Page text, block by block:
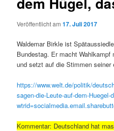
Veröffentlicht am17. Juli 2017
Waldemar Birkle ist
Bundestag. Er macht
und setzt auf die Stimmen seiner
https://www.welt.de/politik/
sagen-die-Leute-auf-dem-
Kommentar: Deutschland hat